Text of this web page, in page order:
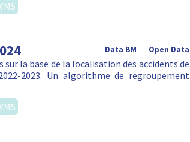
Open Data
Data BM
la base de la localisation des accidents de
2023. Un algorithme de regroupement